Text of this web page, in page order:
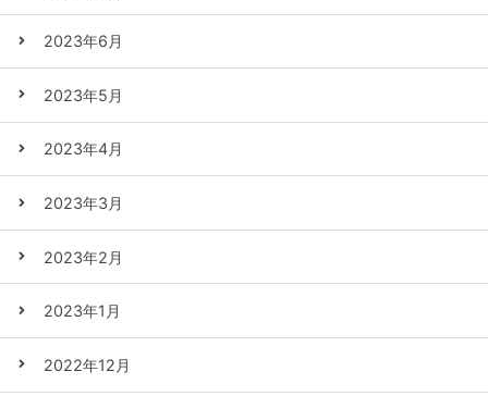
2023年6月
2023年5月
2023年4月
2023年3月
2023年2月
2023年1月
2022年12月